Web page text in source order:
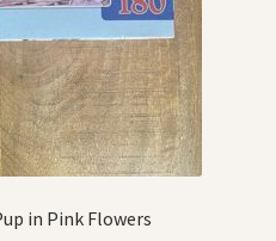
in Pink Flowers